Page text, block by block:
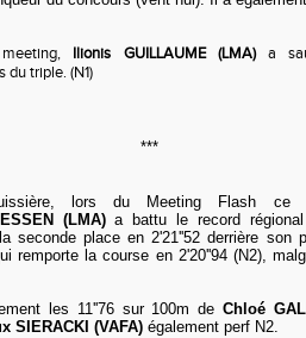
Ilionis GUILLAUME (LMA)a
du triple. (N1)
***
lors du Meeting Flash ce
(LMA)a battu le record
seconde place en 2'21''52 derrière son
remporte la course en 2'20''94 (N2),
les 11''76 sur 100m deChloé
SIERACKI (VAFA) également perf N2.